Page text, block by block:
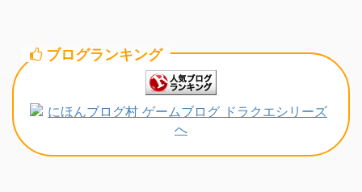
ブログランキング